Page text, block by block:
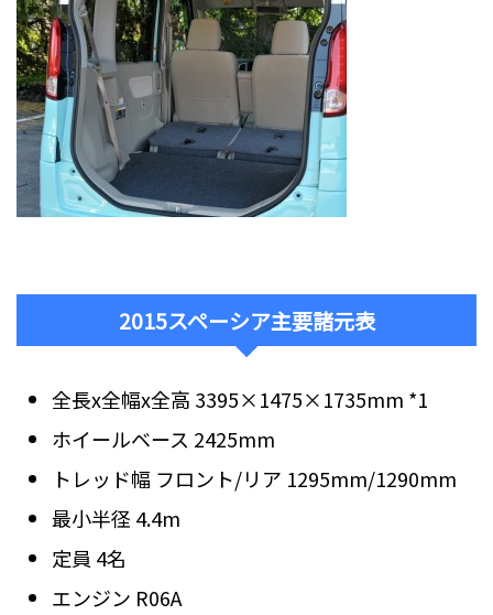
2015スペーシア主要諸元表
全長x全幅x全高 3395×1475×1735mm *1
ホイールベース 2425mm
トレッド幅 フロント/リア 1295mm/1290mm
最小半径 4.4m
定員 4名
エンジン R06A